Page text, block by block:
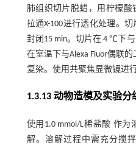
肺组织切片脱蜡，用柠檬酸
拉通X-100进行透化处理。
封闭15 min。切片在 4 ℃下
在室温下与Alexa Fluor偶联
复染。使用共聚焦显微镜进行
1.3.13 动物造模及实验分
使用1.0 mmol/L稀盐酸 作
解。溶解过程中需充分搅